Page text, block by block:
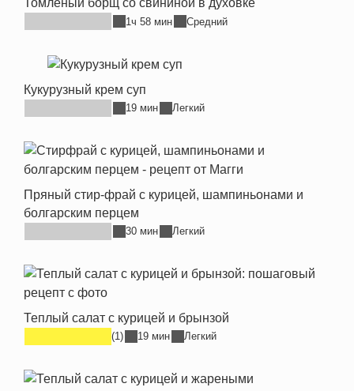
Томленый борщ со свининой в духовке
1ч 58 мин Средний
Кукурузный крем суп
19 мин Легкий
Пряный стир-фрай с курицей, шампиньонами и
болгарским перцем
30 мин Легкий
Теплый салат с курицей и брынзой
(1) 19 мин Легкий